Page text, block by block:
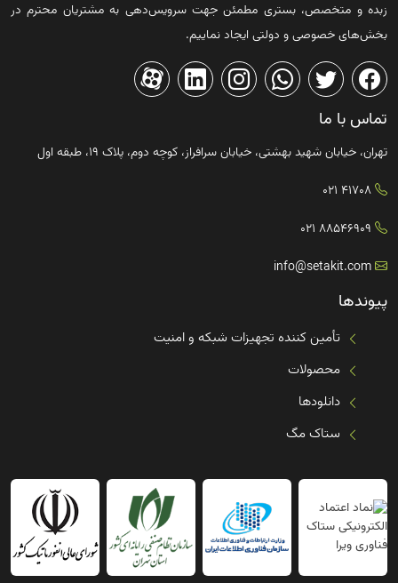
زبده و متخصص، بستری مطمئن جهت سرویس‌دهی به مشتریان محترم در
بخش‌های خصوصی و دولتی ایجاد نماییم.
تماس با ما
تهران، خیابان شهید بهشتی، خیابان سرافراز، کوچه دوم، پلاک ۱۹، طبقه اول
41708 021
88546909 021
info@setakit.com
پیوندها
تأمین کننده تجهیزات شبکه و امنیت
محصولات
دانلودها
ستاک مگ